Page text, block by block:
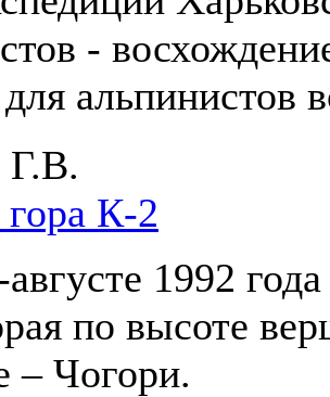
-
альпинистов
Г.В.
К-2
1992
по высоте
– Чогори.